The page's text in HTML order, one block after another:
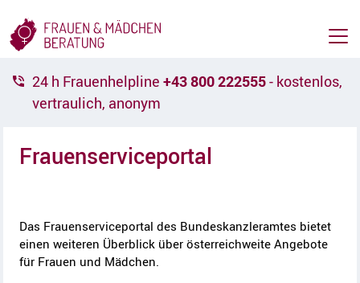
u
m
e
c
c
e
1
]
u
m
A
s
s
k
[
24 h Frauenhelpline+43 800 222555- kostenlos,
vertraulich, anonym
Frauenserviceportal
Das Frauenserviceportal des Bundeskanzleramtes bietet
einen weiteren Überblick über österreichweite Angebote
für Frauen und Mädchen.